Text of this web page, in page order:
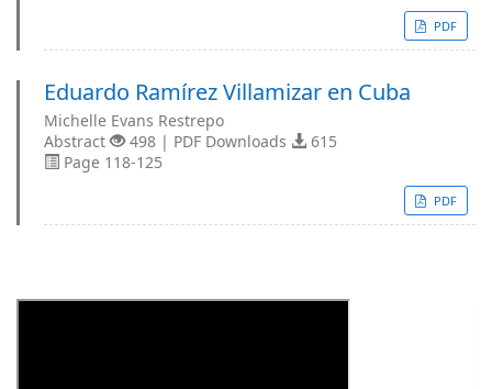
PDF
Eduardo Ramírez Villamizar en Cuba
Michelle Evans Restrepo
Abstract
498 | PDF Downloads
615
Page 118-125
PDF